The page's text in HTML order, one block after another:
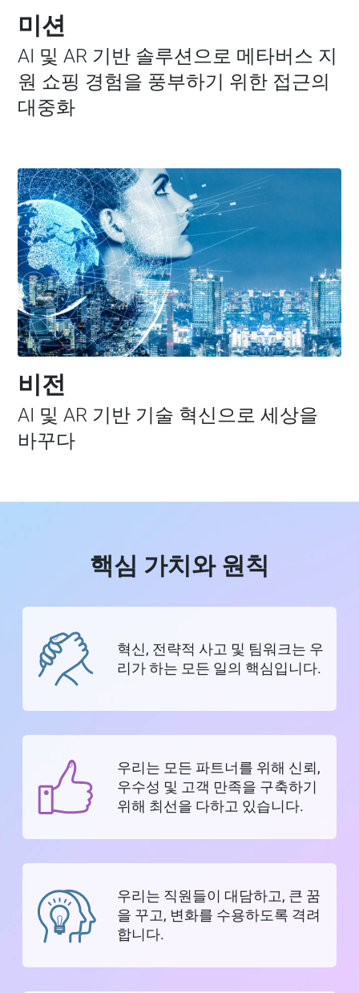
미션
AI 및 AR 기반 솔루션으로 메타버스 지
원 쇼핑 경험을 풍부하기 위한 접근의
대중화
비전
AI 및 AR 기반 기술 혁신으로 세상을
바꾸다
핵심 가치와 원칙
혁신, 전략적 사고 및 팀워크는 우
리가 하는 모든 일의 핵심입니다.
우리는 모든 파트너를 위해 신뢰,
우수성 및 고객 만족을 구축하기
위해 최선을 다하고 있습니다.
우리는 직원들이 대담하고, 큰 꿈
을 꾸고, 변화를 수용하도록 격려
합니다.